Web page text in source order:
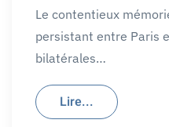
Le contentieux
persistant entre Paris
bilatérales…
Lire...